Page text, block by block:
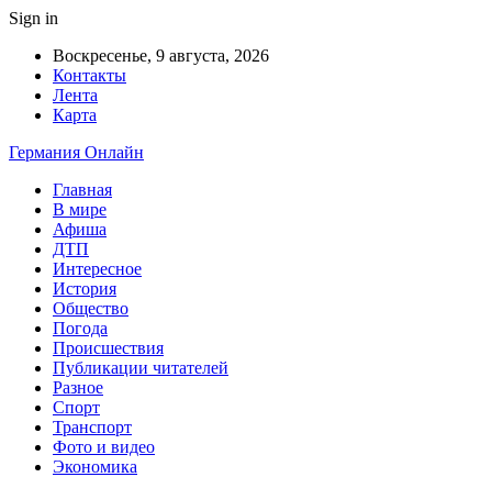
Sign in
Воскресенье, 9 августа, 2026
Контакты
Лента
Карта
Германия Онлайн
Главная
В мире
Афиша
ДТП
Интересное
История
Общество
Погода
Происшествия
Публикации читателей
Разное
Спорт
Транспорт
Фото и видео
Экономика